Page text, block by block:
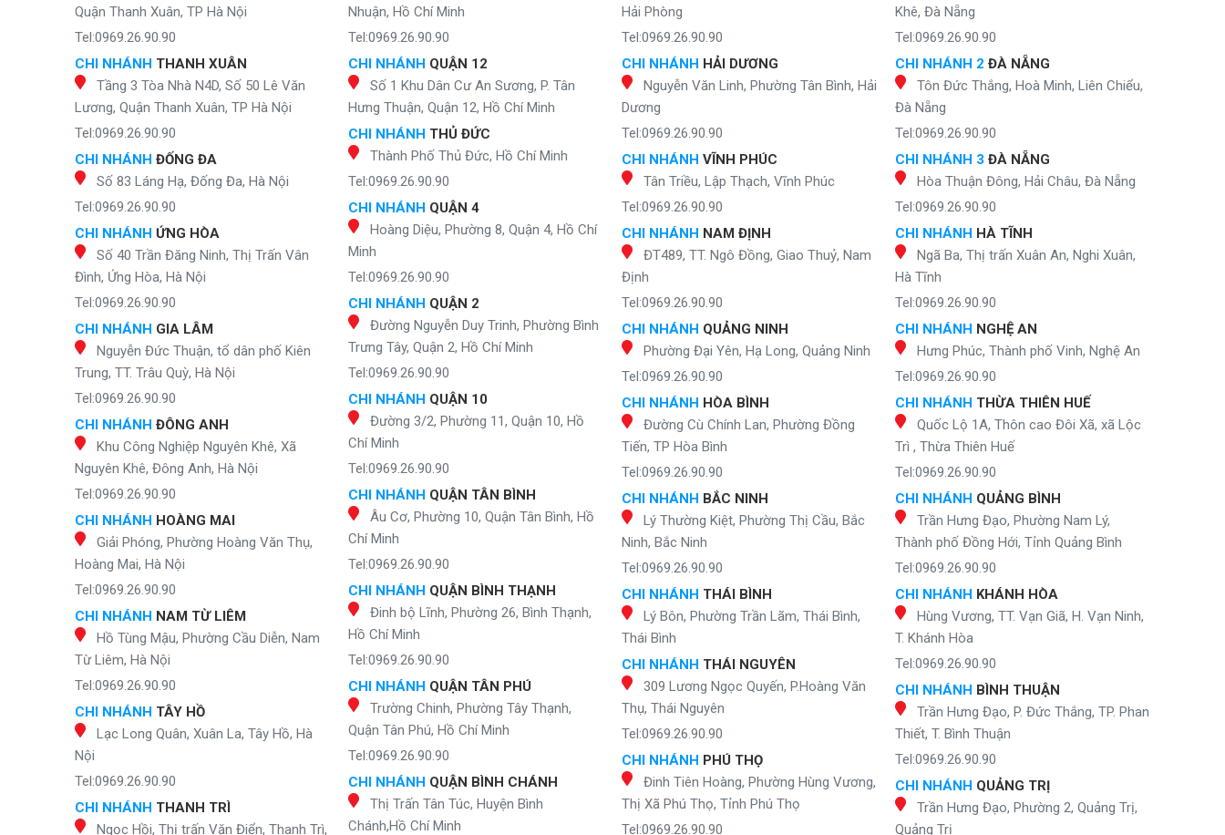
Quận Thanh Xuân, TP Hà Nội
Tel:0969.26.90.90
CHI NHÁNH THANH XUÂN
Tầng 3 Tòa Nhà N4D, Số 50 Lê Văn
Lương, Quận Thanh Xuân, TP Hà Nội
Tel:0969.26.90.90
CHI NHÁNH ĐỐNG ĐA
Số 83 Láng Hạ, Đống Đa, Hà Nội
Tel:0969.26.90.90
CHI NHÁNH ỨNG HÒA
Số 40 Trần Đăng Ninh, Thị Trấn Vân
Đình, Ứng Hòa, Hà Nội
Tel:0969.26.90.90
CHI NHÁNH GIA LÂM
Nguyễn Đức Thuận, tổ dân phố Kiên
Trung, TT. Trâu Quỳ, Hà Nội
Tel:0969.26.90.90
CHI NHÁNH ĐÔNG ANH
Khu Công Nghiệp Nguyên Khê, Xã
Nguyên Khê, Đông Anh, Hà Nội
Tel:0969.26.90.90
CHI NHÁNH HOÀNG MAI
Giải Phóng, Phường Hoàng Văn Thụ,
Hoàng Mai, Hà Nội
Tel:0969.26.90.90
CHI NHÁNH NAM TỪ LIÊM
Hồ Tùng Mậu, Phường Cầu Diễn, Nam
Từ Liêm, Hà Nội
Tel:0969.26.90.90
CHI NHÁNH TÂY HỒ
Lạc Long Quân, Xuân La, Tây Hồ, Hà
Nội
Tel:0969.26.90.90
CHI NHÁNH THANH TRÌ
Ngọc Hồi, Thị trấn Văn Điển, Thanh Trì,
Nhuận, Hồ Chí Minh
Tel:0969.26.90.90
CHI NHÁNH QUẬN 12
Số 1 Khu Dân Cư An Sương, P. Tân
Hưng Thuận, Quận 12, Hồ Chí Minh
CHI NHÁNH THỦ ĐỨC
Thành Phố Thủ Đức, Hồ Chí Minh
Tel:0969.26.90.90
CHI NHÁNH QUẬN 4
Hoàng Diệu, Phường 8, Quận 4, Hồ Chí
Minh
Tel:0969.26.90.90
CHI NHÁNH QUẬN 2
Đường Nguyễn Duy Trinh, Phường Bình
Trưng Tây, Quận 2, Hồ Chí Minh
Tel:0969.26.90.90
CHI NHÁNH QUẬN 10
Đường 3/2, Phường 11, Quận 10, Hồ
Chí Minh
Tel:0969.26.90.90
CHI NHÁNH QUẬN TÂN BÌNH
Âu Cơ, Phường 10, Quận Tân Bình, Hồ
Chí Minh
Tel:0969.26.90.90
CHI NHÁNH QUẬN BÌNH THẠNH
Đinh bộ Lĩnh, Phường 26, Bình Thạnh,
Hồ Chí Minh
Tel:0969.26.90.90
CHI NHÁNH QUẬN TÂN PHÚ
Trường Chinh, Phường Tây Thạnh,
Quận Tân Phú, Hồ Chí Minh
Tel:0969.26.90.90
CHI NHÁNH QUẬN BÌNH CHÁNH
Thị Trấn Tân Túc, Huyện Bình
Chánh,Hồ Chí Minh
Hải Phòng
Tel:0969.26.90.90
CHI NHÁNH HẢI DƯƠNG
Nguyễn Văn Linh, Phường Tân Bình, Hải
Dương
Tel:0969.26.90.90
CHI NHÁNH VĨNH PHÚC
Tân Triều, Lập Thạch, Vĩnh Phúc
Tel:0969.26.90.90
CHI NHÁNH NAM ĐỊNH
ĐT489, TT. Ngô Đồng, Giao Thuỷ, Nam
Định
Tel:0969.26.90.90
CHI NHÁNH QUẢNG NINH
Phường Đại Yên, Hạ Long, Quảng Ninh
Tel:0969.26.90.90
CHI NHÁNH HÒA BÌNH
Đường Cù Chính Lan, Phường Đồng
Tiến, TP Hòa Bình
Tel:0969.26.90.90
CHI NHÁNH BẮC NINH
Lý Thường Kiệt, Phường Thị Cầu, Bắc
Ninh, Bắc Ninh
Tel:0969.26.90.90
CHI NHÁNH THÁI BÌNH
Lý Bôn, Phường Trần Lãm, Thái Bình,
Thái Bình
CHI NHÁNH THÁI NGUYÊN
309 Lương Ngọc Quyến, P.Hoàng Văn
Thụ, Thái Nguyên
Tel:0969.26.90.90
CHI NHÁNH PHÚ THỌ
Đinh Tiên Hoàng, Phường Hùng Vương,
Thị Xã Phú Thọ, Tỉnh Phú Thọ
Tel:0969.26.90.90
Khê, Đà Nẵng
Tel:0969.26.90.90
CHI NHÁNH 2 ĐÀ NẴNG
Tôn Đức Thắng, Hoà Minh, Liên Chiểu,
Đà Nẵng
Tel:0969.26.90.90
CHI NHÁNH 3 ĐÀ NẴNG
Hòa Thuận Đông, Hải Châu, Đà Nẵng
Tel:0969.26.90.90
CHI NHÁNH HÀ TĨNH
Ngã Ba, Thị trấn Xuân An, Nghi Xuân,
Hà Tĩnh
Tel:0969.26.90.90
CHI NHÁNH NGHỆ AN
Hưng Phúc, Thành phố Vinh, Nghệ An
Tel:0969.26.90.90
CHI NHÁNH THỪA THIÊN HUẾ
Quốc Lộ 1A, Thôn cao Đôi Xã, xã Lộc
Trì , Thừa Thiên Huế
Tel:0969.26.90.90
CHI NHÁNH QUẢNG BÌNH
Trần Hưng Đạo, Phường Nam Lý,
Thành phố Đồng Hới, Tỉnh Quảng Bình
Tel:0969.26.90.90
CHI NHÁNH KHÁNH HÒA
Hùng Vương, TT. Vạn Giã, H. Vạn Ninh,
T. Khánh Hòa
Tel:0969.26.90.90
CHI NHÁNH BÌNH THUẬN
Trần Hưng Đạo, P. Đức Thắng, TP. Phan
Thiết, T. Bình Thuận
Tel:0969.26.90.90
CHI NHÁNH QUẢNG TRỊ
Trần Hưng Đạo, Phường 2, Quảng Trị,
Quảng Trị